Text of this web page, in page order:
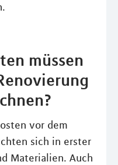
müssen
vor dem
sich in erster
Materialien. Auch